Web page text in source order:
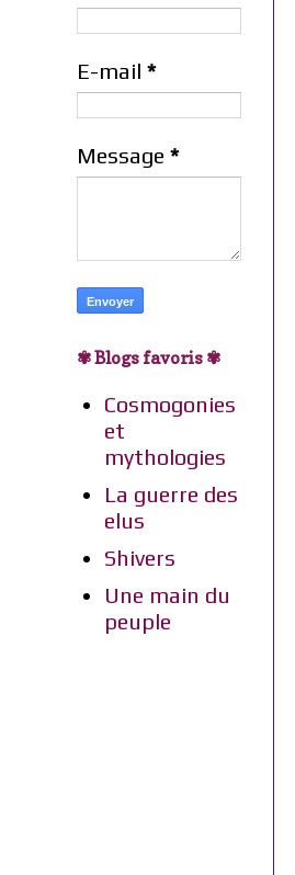
E-mail *
Message *
✾ Blogs favoris ✾
Cosmogonies
et
mythologies
La guerre des
elus
Shivers
Une main du
peuple